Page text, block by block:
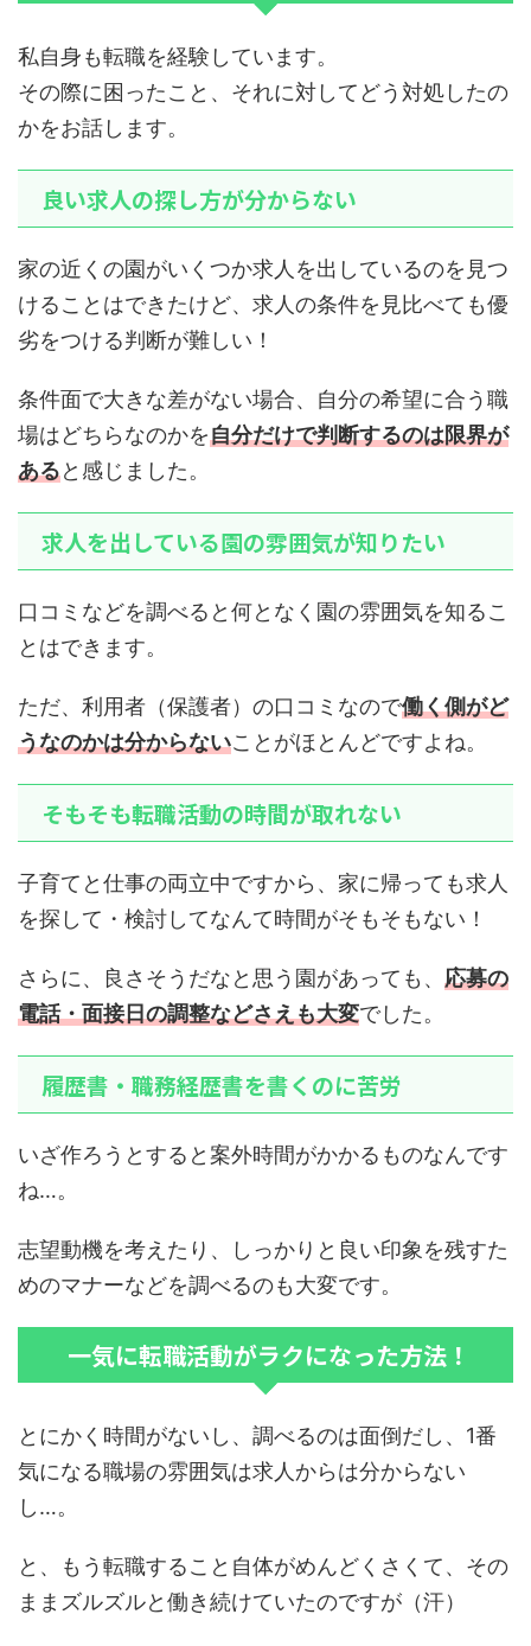
私自身も転職を経験しています。
その際に困ったこと、それに対してどう対処したの
かをお話します。
良い求人の探し方が分からない
家の近くの園がいくつか求人を出しているのを見つ
けることはできたけど、求人の条件を見比べても優
劣をつける判断が難しい！
条件面で大きな差がない場合、自分の希望に合う職
場はどちらなのかを自分だけで判断するのは限界が
あると感じました。
求人を出している園の雰囲気が知りたい
口コミなどを調べると何となく園の雰囲気を知るこ
とはできます。
ただ、利用者（保護者）の口コミなので働く側がど
うなのかは分からないことがほとんどですよね。
そもそも転職活動の時間が取れない
子育てと仕事の両立中ですから、家に帰っても求人
を探して・検討してなんて時間がそもそもない！
さらに、良さそうだなと思う園があっても、 応募の
電話・面接日の調整などさえも大変でした。
履歴書・職務経歴書を書くのに苦労
いざ作ろうとすると案外時間がかかるものなんです
ね…。
志望動機を考えたり、しっかりと良い印象を残すた
めのマナーなどを調べるのも大変です。
一気に転職活動がラクになった方法！
とにかく時間がないし、調べるのは面倒だし、1番
気になる職場の雰囲気は求人からは分からない
し…。
と、もう転職すること自体がめんどくさくて、その
ままズルズルと働き続けていたのですが（汗）